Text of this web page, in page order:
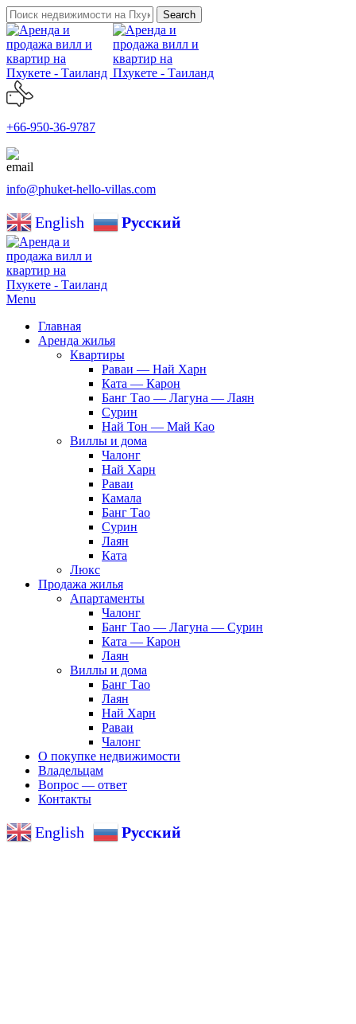
Search
+66-950-36-9787
info@phuket-hello-villas.com
English Русский
Menu
Главная
Аренда жилья
Квартиры
Раваи — Най Харн
Ката — Карон
Банг Тао — Лагуна — Лаян
Сурин
Най Тон — Май Као
Виллы и дома
Чалонг
Най Харн
Раваи
Камала
Банг Тао
Сурин
Лаян
Ката
Люкс
Продажа жилья
Апартаменты
Чалонг
Банг Тао — Лагуна — Сурин
Ката — Карон
Лаян
Виллы и дома
Банг Тао
Лаян
Най Харн
Раваи
Чалонг
О покупке недвижимости
Владельцам
Вопрос — ответ
Контакты
English Русский